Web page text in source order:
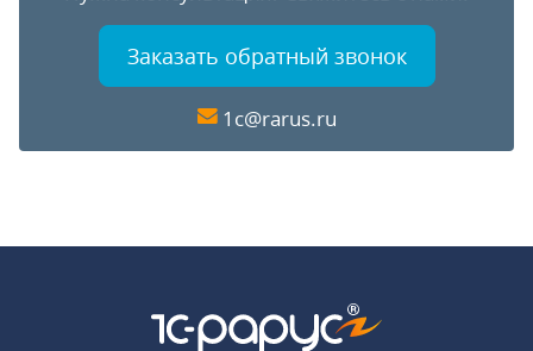
Заказать обратный звонок
1c@rarus.ru